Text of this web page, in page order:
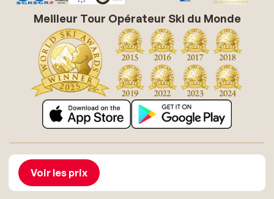
Voir les prix
Meilleur Tour Opérateur Ski du Monde
À propos de Sunweb
Conditions générales vacances soleil
Déclaration d'accessibilité